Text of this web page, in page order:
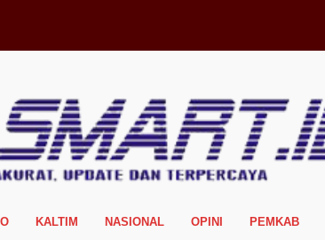
KALTIM NASIONAL OPINI PEMKAB